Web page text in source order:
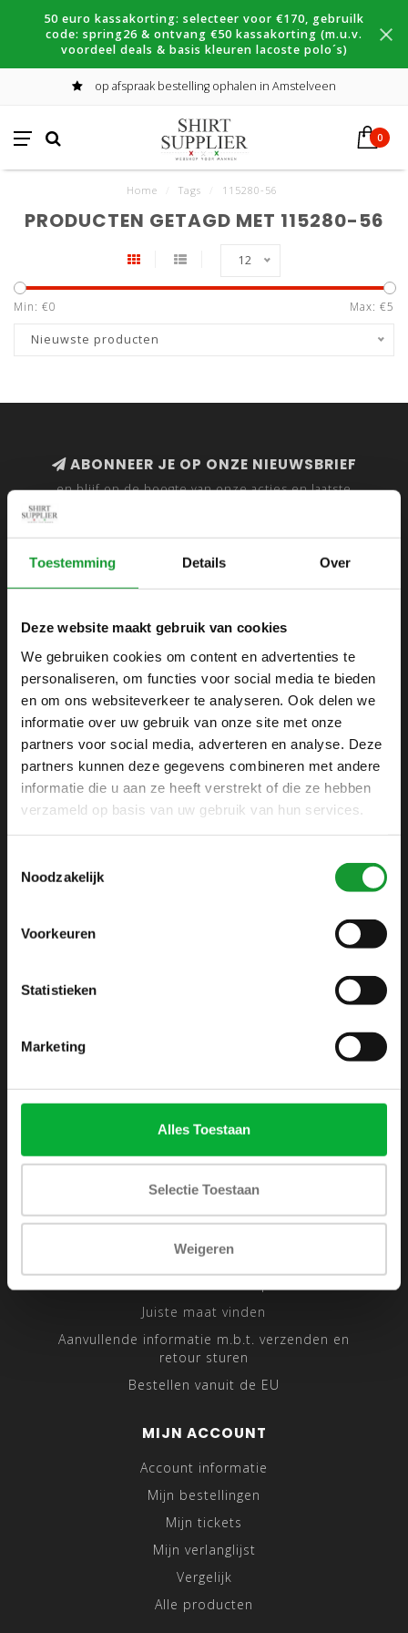
Toestemming Details Over
Deze website maakt gebruik van cookies
We gebruiken cookies om content en advertenties te
personaliseren, om functies voor social media te bieden
en om ons websiteverkeer te analyseren. Ook delen we
informatie over uw gebruik van onze site met onze
partners voor social media, adverteren en analyse. Deze
partners kunnen deze gegevens combineren met andere
informatie die u aan ze heeft verstrekt of die ze hebben
verzameld op basis van uw gebruik van hun services.
Noodzakelijk
Voorkeuren
Statistieken
Marketing
Alles Toestaan
Selectie Toestaan
Weigeren
50 euro kassakorting: selecteer voor €170, gebruilk
code: spring26 & ontvang €50 kassakorting (m.u.v.
voordeel deals & basis kleuren lacoste polo´s)
op afspraak bestelling ophalen in Amstelveen
0
Home Tags 115280-56
PRODUCTEN GETAGD MET 115280-56
12
Min: €0 Max: €5
Nieuwste producten
ABONNEER JE OP ONZE NIEUWSBRIEF
en blijf op de hoogte van onze acties en laatste
SHIRTSUPPLIER.NL
Webshop voor mannen
Zijlijnstraat 24
1433 DC
+31 6 42 52 32 80
+31 6 42 52 32 80
Disclaimer
Privacy Policy
Sitemap
Traveling Tailor
Juiste maat vinden
Aanvullende informatie m.b.t. verzenden en
retour sturen
Bestellen vanuit de EU
MIJN ACCOUNT
Account informatie
Mijn bestellingen
Mijn tickets
Mijn verlanglijst
Vergelijk
Alle producten